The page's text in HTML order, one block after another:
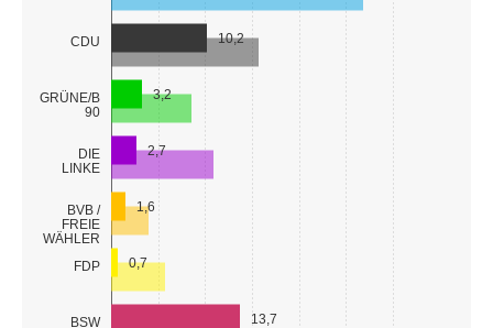
CDU
GRÜNE/B
90
DIE
LINKE
BVB /
FREIE
WÄHLER
FDP
BSW
10,2
3,2
2,7
1,6
0,7
13,7